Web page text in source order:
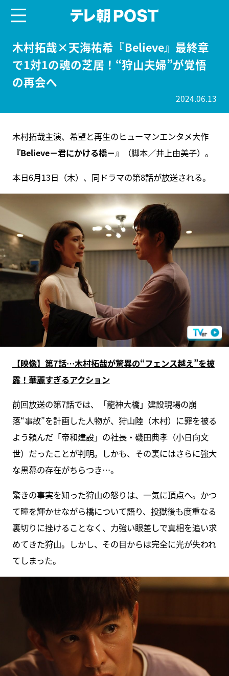
木村拓哉×天海祐希『Believe』最終章
で1対1の魂の芝居！“狩山夫婦”が覚悟
の再会へ
2024.06.13
木村拓哉主演、希望と再生のヒューマンエンタメ大作
『Believe－君にかける橋－』
（脚本／井上由美子）。
本日6月13日（木）、同ドラマの第8話が放送される。
【映像】第7話…木村拓哉が驚異の“フェンス越え”を披
露！華麗すぎるアクション
前回放送の第7話では、「龍神大橋」建設現場の崩
落“事故”を計画した人物が、狩山陸（木村）に罪を被る
よう頼んだ「帝和建設」の社長・磯田典孝（小日向文
世）だったことが判明。しかも、その裏にはさらに強大
な黒幕の存在がちらつき…。
驚きの事実を知った狩山の怒りは、一気に頂点へ。かつ
て瞳を輝かせながら橋について語り、投獄後も度重なる
裏切りに挫けることなく、力強い眼差しで真相を追い求
めてきた狩山。しかし、その目からは完全に光が失われ
てしまった。